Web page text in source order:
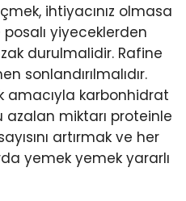
ihtiyacınız olmasa
yiyeceklerden
durulmalidir. Rafine
sonlandırılmalıdır.
amacıyla karbonhidrat
azalan miktarı proteinle
artırmak ve her
yemek yemek yararlı